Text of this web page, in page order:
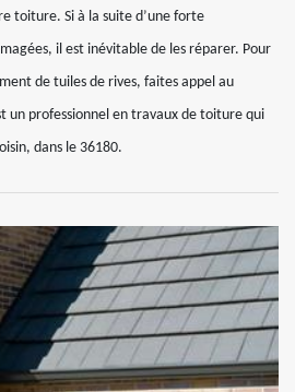
toiture. Si à la suite d’une forte
il est inévitable de les réparer. Pour
de tuiles de rives, faites appel au
un professionnel en travaux de toiture qui
dans le 36180.